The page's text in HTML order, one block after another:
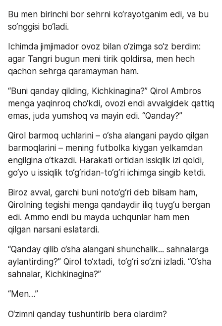
Bu men birinchi bor sehrni ko‘rayotganim edi, va bu
so‘nggisi bo‘ladi.
Ichimda jimjimador ovoz bilan o‘zimga so‘z berdim:
agar Tangri bugun meni tirik qoldirsa, men hech
qachon sehrga qaramayman ham.
“Buni qanday qilding, Kichkinagina?” Qirol Ambros
menga yaqinroq cho‘kdi, ovozi endi avvalgidek qattiq
emas, juda yumshoq va mayin edi. “Qanday?”
Qirol barmoq uchlarini – o‘sha alangani paydo qilgan
barmoqlarini – mening futbolka kiygan yelkamdan
engilgina o‘tkazdi. Harakati ortidan issiqlik izi qoldi,
go‘yo u issiqlik to‘g‘ridan-to‘g‘ri ichimga singib ketdi.
Biroz avval, garchi buni noto‘g‘ri deb bilsam ham,
Qirolning tegishi menga qandaydir iliq tuyg‘u bergan
edi. Ammo endi bu mayda uchqunlar ham men
qilgan narsani eslatardi.
“Qanday qilib o‘sha alangani shunchalik... sahnalarga
aylantirding?” Qirol to‘xtadi, to‘g‘ri so‘zni izladi. “O‘sha
sahnalar, Kichkinagina?”
“Men…”
O‘zimni qanday tushuntirib bera olardim?